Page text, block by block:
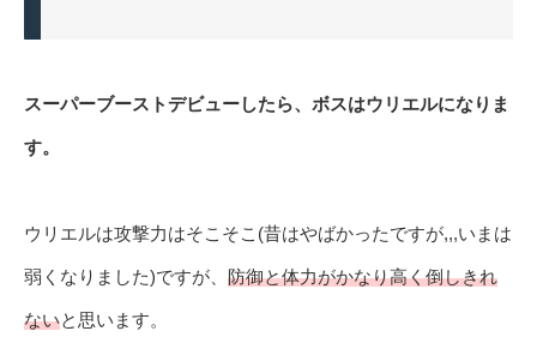
スーパーブーストデビューしたら、ボスはウリエルになりま
す。
ウリエルは攻撃力はそこそこ(昔はやばかったですが,,,いまは
弱くなりました)ですが、 防御と体力がかなり高く倒しきれ
ないと思います。